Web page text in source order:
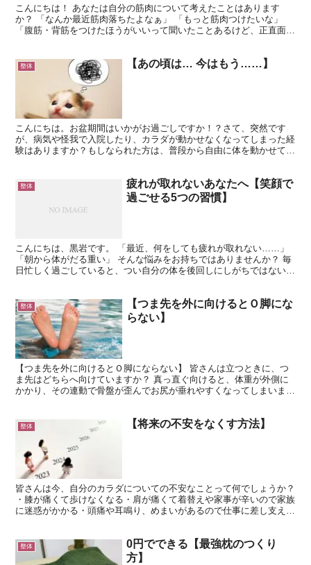
こんにちは！ あなたは自分の筋肉について考えたことはあります
か？ 「なんか最近筋肉落ちたよなぁ」 「もっと筋肉つけたいな」
「腹筋・背筋をつけたほうがいいって聞いたことあるけど、正直面倒
整体 【あの頃は… 今はもう……】
こんにちは。お盆期間はいかがお過ごしですか！？さて、突然です
が、病気や怪我で入院したり、カラダが動かせなくなってしまった経
験はありますか？もしなられた方は、普段から自由に体を動かせて、
整体
疲れが取れないあなたへ【笑顔で
過ごせる5つの習慣】
こんにちは、黒岩です。 「最近、何をしても疲れが取れない……」
「朝から体がだる重い」 そんな悩みをお持ちではありませんか？ 毎
日忙しく過ごしていると、つい自分の体を後回しにしがちではないで
整体
【つま先を外に向けるとＯ脚にな
らない】
【つま先を外に向けるとＯ脚にならない】 皆さんは立つときに、つ
ま先はどちらへ向けていますか？ 真っ直ぐ向けると、体重が外側に
かかり、その連動で骨盤が歪んでお尻が垂れやすくなってしまいま
整体 【将来の不安をなくす方法】
皆さんは今、自分のカラダについての不安なことって何でしょうか？
・膝が痛くて歩けなくなる・肩が痛くて着替えや家事が辛いので家族
に迷惑がかかる・頭痛や耳鳴り、めまいがあるので仕事に差し支える
整体
0円でできる【最強枕のつくり
方】